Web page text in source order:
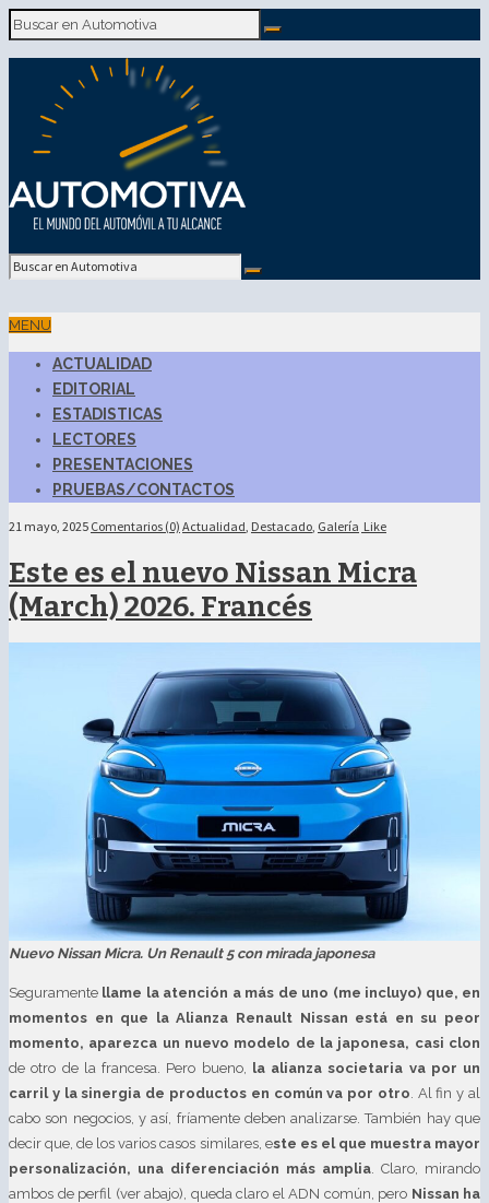
MENU
ACTUALIDAD
EDITORIAL
ESTADISTICAS
LECTORES
PRESENTACIONES
PRUEBAS/CONTACTOS
21 mayo, 2025 Comentarios (0) Actualidad, Destacado, Galería Like
Este es el nuevo Nissan Micra
(March) 2026. Francés
Nuevo Nissan Micra. Un Renault 5 con mirada japonesa
Seguramente llame la atención a más de uno (me incluyo) que, en
momentos en que la Alianza Renault Nissan está en su peor
momento, aparezca un nuevo modelo de la japonesa, casi clon
de otro de la francesa. Pero bueno,
la alianza societaria va por un
carril y la sinergia de productos en común va por otro . Al fin y al
cabo son negocios, y así, fríamente deben analizarse. También hay que
decir que, de los varios casos similares, este es el que muestra mayor
personalización, una diferenciación más amplia . Claro, mirando
ambos de perfil (ver abajo), queda claro el ADN común, pero Nissan ha